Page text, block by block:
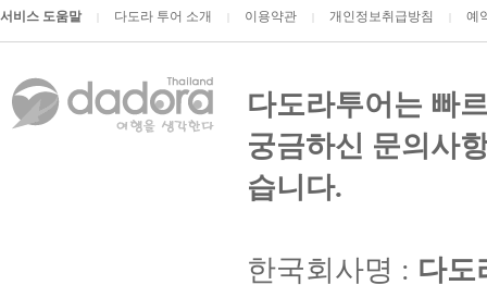
서비스 도움말 다도라 투어 소개 이용약관 개인정보취급방침 예
다도라투어는 빠
궁금하신 문의사
습니다.
한국회사명 : 다도